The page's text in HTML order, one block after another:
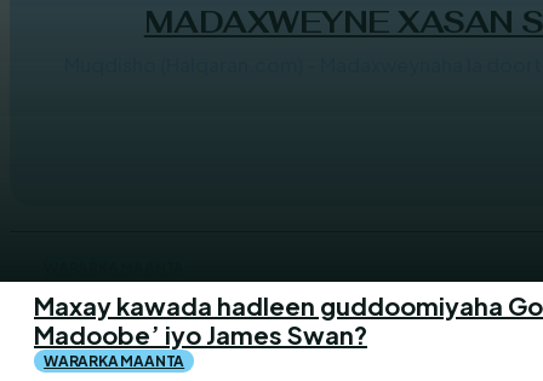
MADAXWEYNE XASAN
Maxay kawada hadleen guddoomiyaha
Madoobe’ iyo James Swan?
WARARKA MAANTA